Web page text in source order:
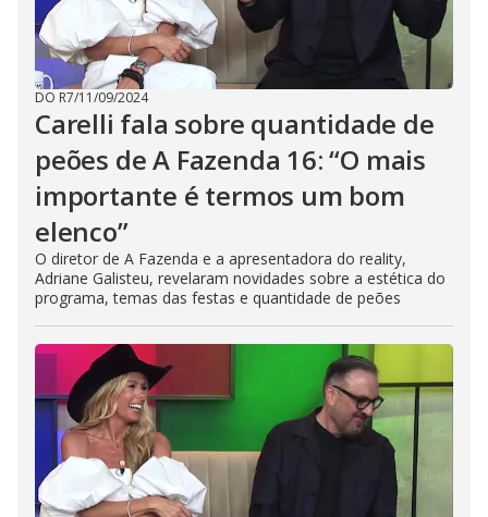
DO R7/11/09/2024
Carelli fala sobre quantidade de
peões de A Fazenda 16: “O mais
importante é termos um bom
elenco”
O diretor de A Fazenda e a apresentadora do reality,
Adriane Galisteu, revelaram novidades sobre a estética do
programa, temas das festas e quantidade de peões